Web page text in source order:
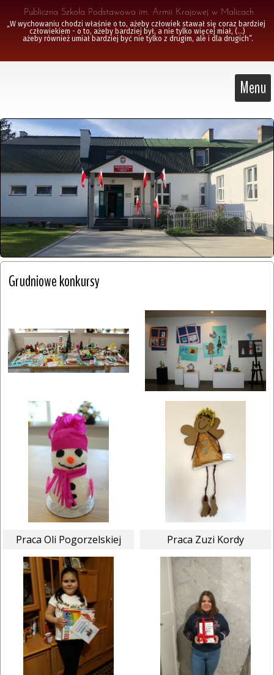
Publiczna Szkoła Podstawowa im. Armii Krajowej w Malicach
„W wychowaniu chodzi właśnie o to, ażeby człowiek stawał się coraz bardziej
człowiekiem - o to, ażeby bardziej był, a nie tylko więcej miał, (...)
ażeby również umiał bardziej być nie tylko z drugim, ale i dla drugich”.
Menu
Grudniowe konkursy
Praca Oli Pogorzelskiej Praca Zuzi Kordy